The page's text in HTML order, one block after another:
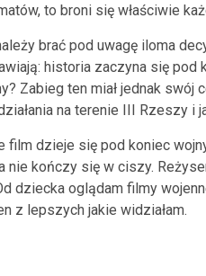
to broni się właściwie
brać pod uwagę iloma
historia zaczyna się
Zabieg ten miał jednak
na terenie III Rzeszy i
film dzieje się pod koniec
nie kończy się w ciszy.
dziecka oglądam filmy
z lepszych jakie widziałam.